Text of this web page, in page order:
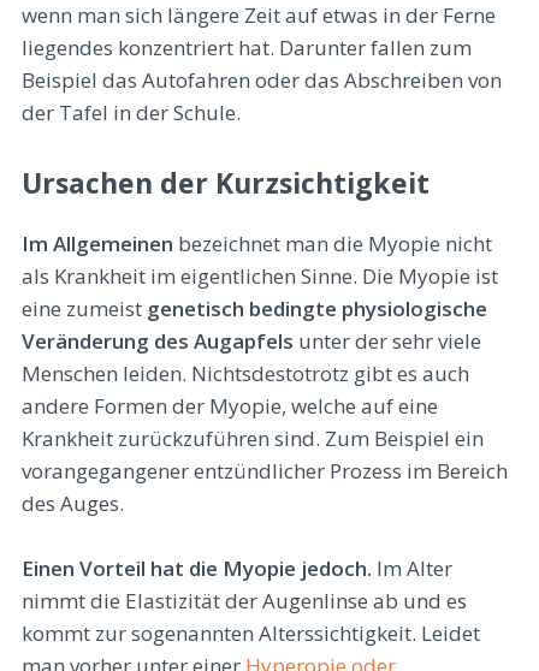
wenn man sich längere Zeit auf etwas in der Ferne
liegendes konzentriert hat. Darunter fallen zum
Beispiel das Autofahren oder das Abschreiben von
der Tafel in der Schule.
Ursachen der Kurzsichtigkeit
Im Allgemeinen bezeichnet man die Myopie nicht
als Krankheit im eigentlichen Sinne. Die Myopie ist
eine zumeist genetisch bedingte physiologische
Veränderung des Augapfels unter der sehr viele
Menschen leiden. Nichtsdestotrotz gibt es auch
andere Formen der Myopie, welche auf eine
Krankheit zurückzuführen sind. Zum Beispiel ein
vorangegangener entzündlicher Prozess im Bereich
des Auges.
Einen Vorteil hat die Myopie jedoch. Im Alter
nimmt die Elastizität der Augenlinse ab und es
kommt zur sogenannten Alterssichtigkeit. Leidet